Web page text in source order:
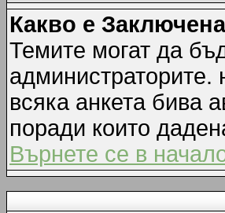
Какво е
Темите могат да
администраторите.
всяка анкета бива
поради които
Върнете се в